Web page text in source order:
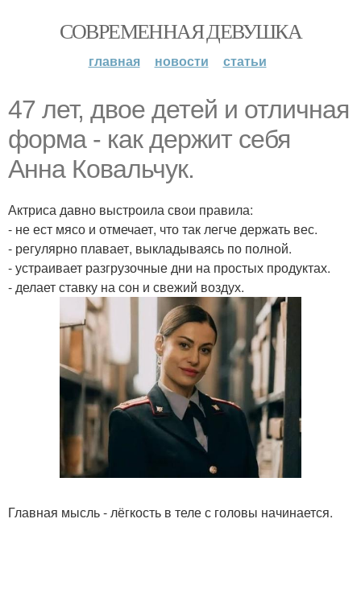
СОВРЕМЕННАЯ ДЕВУШКА
главная новости статьи
47 лет, двое детей и отличная
форма - как держит себя
Анна Ковальчук.
Актриса давно выстроила свои правила:
- не ест мясо и отмечает, что так легче держать вес.
- регулярно плавает, выкладываясь по полной.
- устраивает разгрузочные дни на простых продуктах.
- делает ставку на сон и свежий воздух.
Главная мысль - лёгкость в теле с головы начинается.